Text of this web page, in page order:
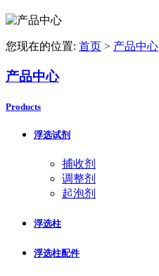
您现在的位置: 首页 > 产品中心
产品中心
Products
浮选试剂
捕收剂
调整剂
起泡剂
浮选柱
浮选柱配件